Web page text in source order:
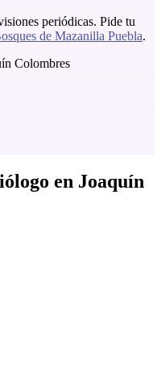
periódicas. Pide tu
de Mazanilla Puebla.
en Joaquín